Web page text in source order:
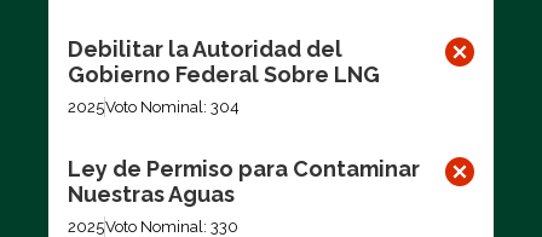
Debilitar la Autoridad del
Gobierno Federal Sobre LNG
2025Voto Nominal: 304
Ley de Permiso para Contaminar
Nuestras Aguas
2025Voto Nominal: 330